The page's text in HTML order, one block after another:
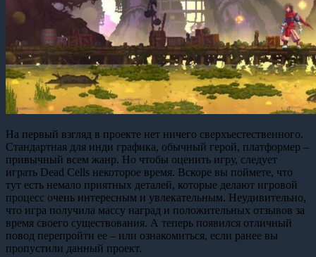
На первый взгляд в проекте нет ничего сверхъестественного.
Стандартная для инди графика, обычный герой, платформер –
привычный всем жанр. Но чтобы оценить игру, следует
играть Dead Cells некоторое время. Вскоре вы поймете, что
тут есть немало приятных деталей, которые делают игровой
процесс очень интересным и увлекательным. Неудивительно,
что игра получила массу наград и положительных отзывов за
время своего существования. А теперь появился отличный
повод перепройти ее – или ознакомиться, если ранее вы
пропустили данный проект.